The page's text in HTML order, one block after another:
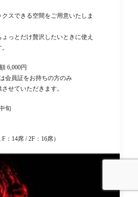
スできる空間をご用意いたしま
っとだけ贅沢したいときに使え
6,000円
会員証をお持ちの方のみ
せていただきます。
旬
：14席 / 2F：16席）
に合う、焼酎・日本酒など飲み放題
だきます。